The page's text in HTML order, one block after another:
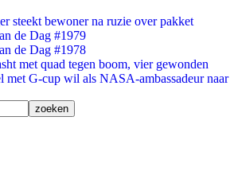
steekt bewoner na ruzie over pakket
de Dag #1979
de Dag #1978
met quad tegen boom, vier gewonden
met G-cup wil als NASA-ambassadeur naar